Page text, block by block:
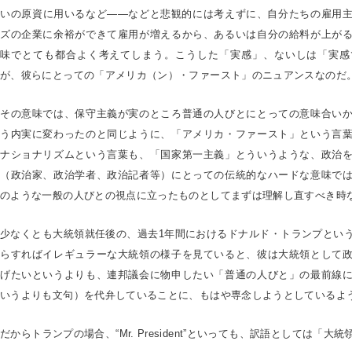
いの原資に用いるなど――などと悲観的には考えずに、自分たちの雇用
ズの企業に余裕ができて雇用が増えるから、あるいは自分の給料が上が
味でとても都合よく考えてしまう。こうした「実感」、ないしは「実
が、彼らにとっての「アメリカ（ン）・ファースト」のニュアンスなのだ
その意味では、保守主義が実のところ普通の人びとにとっての意味合い
う内実に変わったのと同じように、「アメリカ・ファースト」という言
ナショナリズムという言葉も、「国家第一主義」とういうような、政治
（政治家、政治学者、政治記者等）にとっての伝統的なハードな意味で
のような一般の人びとの視点に立ったものとしてまずは理解し直すべき時
少なくとも大統領就任後の、過去1年間におけるドナルド・トランプとい
らすればイレギュラーな大統領の様子を見ていると、彼は大統領として
げたいというよりも、連邦議会に物申したい「普通の人びと」の最前線
いうよりも文句）を代弁していることに、もはや専念しようとしているよ
だからトランプの場合、“Mr. President”といっても、訳語としては「大統